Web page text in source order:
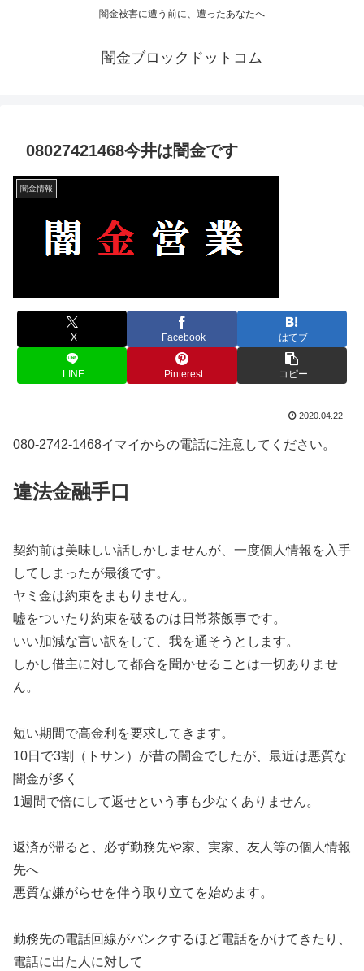
闇金被害に遭う前に、遭ったあなたへ
闇金ブロックドットコム
08027421468今井は闇金です
闇金情報
X Facebook はてブ
LINE Pinterest コピー
2020.04.22
080-2742-1468イマイからの電話に注意してください。
違法金融手口
契約前は美味しい話しかしませんが、一度個人情報を入手
してしまったが最後です。
ヤミ金は約束をまもりません。
嘘をついたり約束を破るのは日常茶飯事です。
いい加減な言い訳をして、我を通そうとします。
しかし借主に対して都合を聞かせることは一切ありませ
ん。
短い期間で高金利を要求してきます。
10日で3割（トサン）が昔の闇金でしたが、最近は悪質な
闇金が多く
1週間で倍にして返せという事も少なくありません。
返済が滞ると、必ず勤務先や家、実家、友人等の個人情報
先へ
悪質な嫌がらせを伴う取り立てを始めます。
勤務先の電話回線がパンクするほど電話をかけてきたり、
電話に出た人に対して